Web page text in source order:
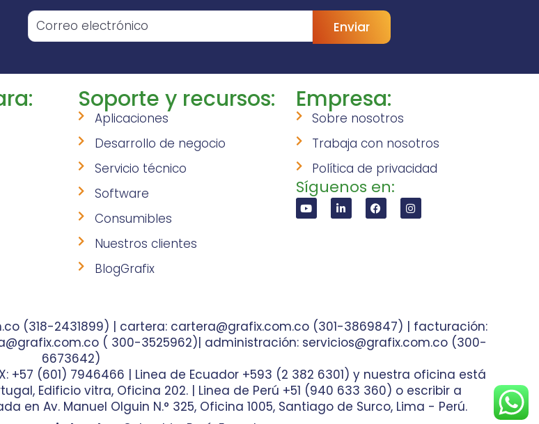
Enviar
Soporte y recursos:
Aplicaciones
Desarrollo de negocio
Servicio técnico
Software
Consumibles
Nuestros clientes
BlogGrafix
Empresa:
Sobre nosotros
Trabaja con nosotros
Política de privacidad
Síguenos en:
(318-2431899) | cartera: cartera@grafix.com.co (301-3869847) | facturación:
( 300-3525962)| administración: servicios@grafix.com.co (300-
6673642)
+57 (601) 7946466 | Linea de Ecuador +593 (2 382 6301) y nuestra oficina está
Edificio vitra, Oficina 202. | Linea de Perú +51 (940 633 360) o escribir a
en Av. Manuel Olguin N.° 325, Oficina 1005, Santiago de Surco, Lima - Perú.